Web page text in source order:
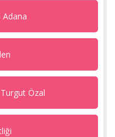
Adana
Özal